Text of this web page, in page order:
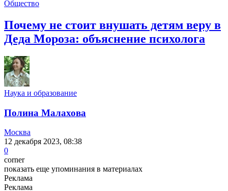
Общество
Почему не стоит внушать детям веру в
Деда Мороза: объяснение психолога
Наука и образование
Полина Малахова
Москва
12 декабря 2023, 08:38
0
corner
показать еще упоминания в материалах
Реклама
Реклама